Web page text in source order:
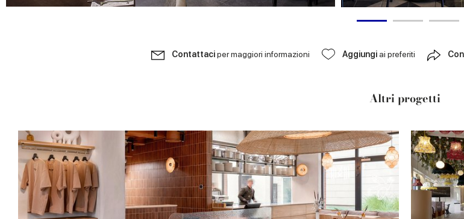
Contattaciper maggiori informazioni Aggiungi ai preferiti
Altri progetti